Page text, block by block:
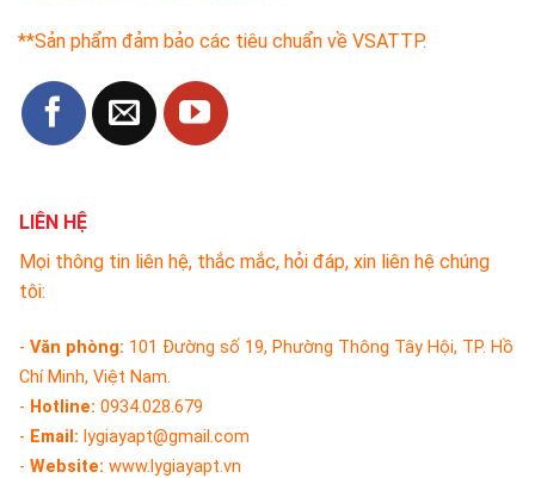
**Sản phẩm đảm bảo các tiêu chuẩn về VSATTP.
LIÊN HỆ
Mọi thông tin liên hệ, thắc mắc, hỏi đáp, xin liên hệ chúng
tôi:
- Văn phòng: 101 Đường số 19, Phường Thông Tây Hội, TP. Hồ
Chí Minh, Việt Nam.
- Hotline: 0934.028.679
- Email: lygiayapt@gmail.com
- Website: www.lygiayapt.vn